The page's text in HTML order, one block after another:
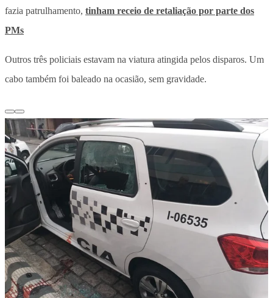
fazia patrulhamento, tinham receio de retaliação por parte dos
PMs
Outros três policiais estavam na viatura atingida pelos disparos. Um
cabo também foi baleado na ocasião, sem gravidade.